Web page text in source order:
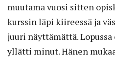
muutama vuosi sitten
kurssin läpi kiireessä ja
juuri näyttämättä.
yllätti minut. Hänen